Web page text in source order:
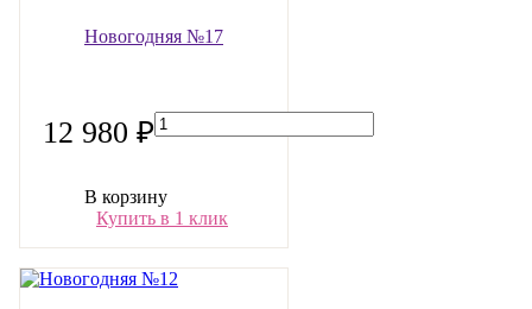
Новогодняя №17
12 980 ₽
В корзину
Купить в 1 клик